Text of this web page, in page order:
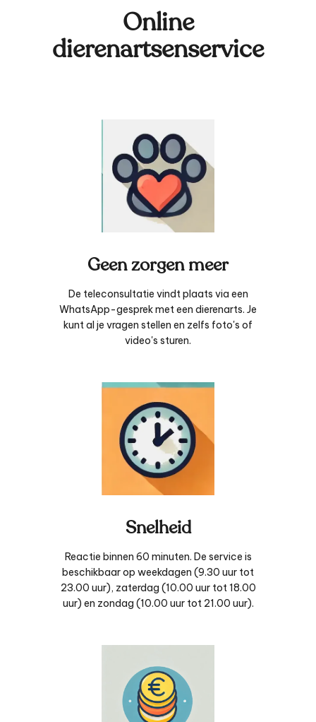
Online
dierenartsenservice
Geen zorgen meer
De teleconsultatie vindt plaats via een
WhatsApp-gesprek met een dierenarts. Je
kunt al je vragen stellen en zelfs foto's of
video's sturen.
Snelheid
Reactie binnen 60 minuten. De service is
beschikbaar op weekdagen (9.30 uur tot
23.00 uur), zaterdag (10.00 uur tot 18.00
uur) en zondag (10.00 uur tot 21.00 uur).